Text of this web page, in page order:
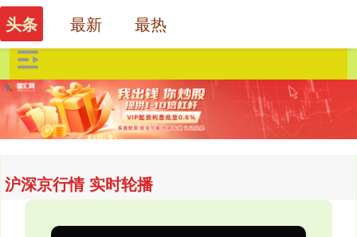
沪深京行情 实时轮播
头条 最新 最热